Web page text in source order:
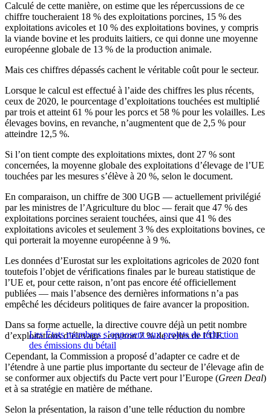
Calculé de cette manière, on estime que les répercussions de ce
chiffre toucheraient 18 % des exploitations porcines, 15 % des
exploitations avicoles et 10 % des exploitations bovines, y compris
la viande bovine et les produits laitiers, ce qui donne une moyenne
européenne globale de 13 % de la production animale.
Mais ces chiffres dépassés cachent le véritable coût pour le secteur.
Lorsque le calcul est effectué à l’aide des chiffres les plus récents,
ceux de 2020, le pourcentage d’exploitations touchées est multiplié
par trois et atteint 61 % pour les porcs et 58 % pour les volailles. Les
élevages bovins, en revanche, n’augmentent que de 2,5 % pour
atteindre 12,5 %.
Si l’on tient compte des exploitations mixtes, dont 27 % sont
concernées, la moyenne globale des exploitations d’élevage de l’UE
touchées par les mesures s’élève à 20 %, selon le document.
En comparaison, un chiffre de 300 UGB — actuellement privilégié
par les ministres de l’Agriculture du bloc — ferait que 47 % des
exploitations porcines seraient touchées, ainsi que 41 % des
exploitations avicoles et seulement 3 % des exploitations bovines, ce
qui porterait la moyenne européenne à 9 %.
Les données d’Eurostat sur les exploitations agricoles de 2020 font
toutefois l’objet de vérifications finales par le bureau statistique de
l’UE et, pour cette raison, n’ont pas encore été officiellement
publiées — mais l’absence des dernières informations n’a pas
empêché les décideurs politiques de faire avancer la proposition.
Les États membres s’opposent aux projets de réduction
des émissions du bétail
Dans sa forme actuelle, la directive couvre déjà un petit nombre
d’exploitations d’élevage : environ 2 % de celles de l’UE.
Cependant, la Commission a proposé d’adapter ce cadre et de
l’étendre à une partie plus importante du secteur de l’élevage afin de
se conformer aux objectifs du Pacte vert pour l’Europe (Green Deal)
et à sa stratégie en matière de méthane.
Selon la présentation, la raison d’une telle réduction du nombre